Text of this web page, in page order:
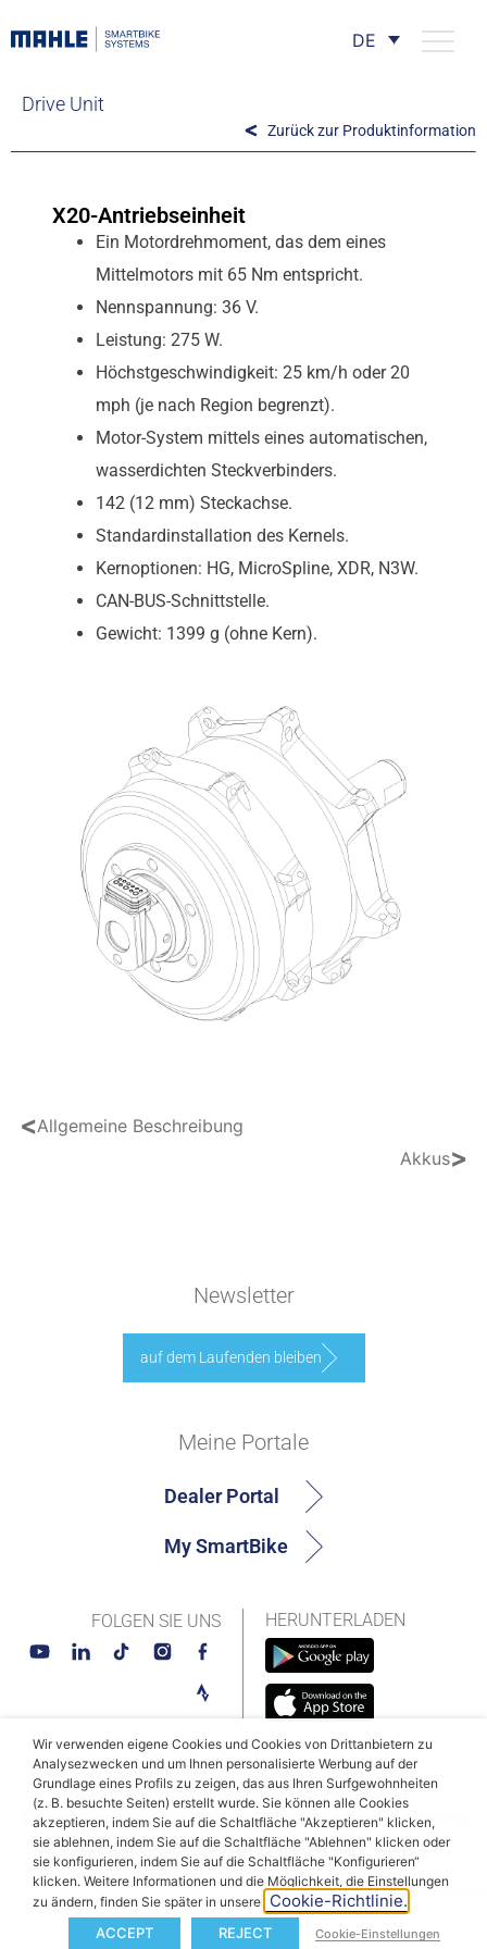
DE
Drive Unit
Zurück zur Produktinformation
X20-Antriebseinheit
Ein Motordrehmoment, das dem eines
Mittelmotors mit 65 Nm entspricht.
Nennspannung: 36 V.
Leistung: 275 W.
Höchstgeschwindigkeit: 25 km/h oder 20
mph (je nach Region begrenzt).
Motor-System mittels eines automatischen,
wasserdichten Steckverbinders.
142 (12 mm) Steckachse.
Standardinstallation des Kernels.
Kernoptionen: HG, MicroSpline, XDR, N3W.
CAN-BUS-Schnittstelle.
Gewicht: 1399 g (ohne Kern).
<Allgemeine Beschreibung
Akkus>
Newsletter
auf dem Laufenden bleiben
HERUNTERLADEN
Meine Portale
Dealer Portal
My SmartBike
FOLGEN SIE UNS
© MAHLE SmartBike Systems 2026
Bedingungen und KonditionenDatenschutzbestimmungen
Cookie-Politik
Wir verwenden eigene Cookies und Cookies von Drittanbietern zu
Analysezwecken und um Ihnen personalisierte Werbung auf der
Grundlage eines Profils zu zeigen, das aus Ihren Surfgewohnheiten
(z. B. besuchte Seiten) erstellt wurde. Sie können alle Cookies
akzeptieren, indem Sie auf die Schaltfläche "Akzeptieren" klicken,
sie ablehnen, indem Sie auf die Schaltfläche "Ablehnen" klicken oder
sie konfigurieren, indem Sie auf die Schaltfläche "Konfigurieren“
klicken. Weitere Informationen und die Möglichkeit, die Einstellungen
zu ändern, finden Sie später in unserer Cookie-Richtlinie.
ACCEPT REJECT Cookie-Einstellungen